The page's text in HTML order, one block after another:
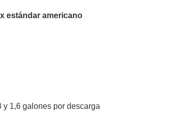
estándar americano
1,6 galones por descarga